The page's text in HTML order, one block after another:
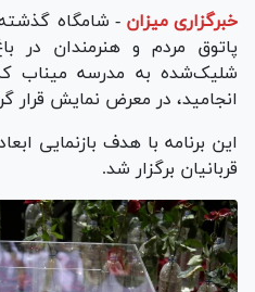
خبرگزاری میزان - شامگاه
پاتوق مردم و هنرمندان در
انجامید، در معرض نمایش قرار
این برنامه با هدف بازنمایی
قربانیان برگزار شد.